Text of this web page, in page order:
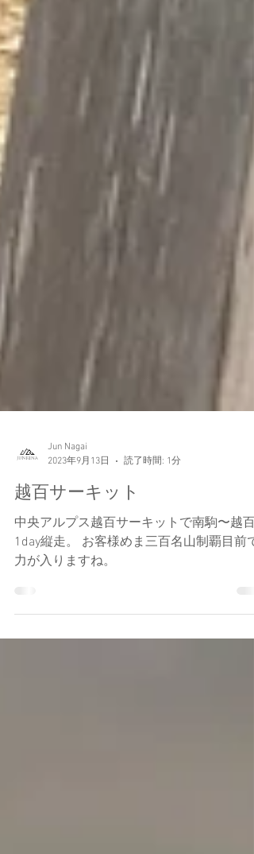
Jun Nagai
2023年9月13日
読了時間: 1分
越百サーキット
中央アルプス越百サーキットで南駒〜越百